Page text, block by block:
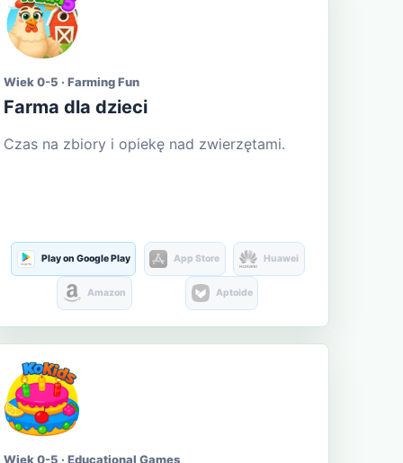
Wiek 0-5 · Farming Fun
Farma dla dzieci
Czas na zbiory i opiekę nad zwierzętami.
Play on Google Play App Store Huawei
Amazon Aptoide
Wiek 0-5 · Educational Games